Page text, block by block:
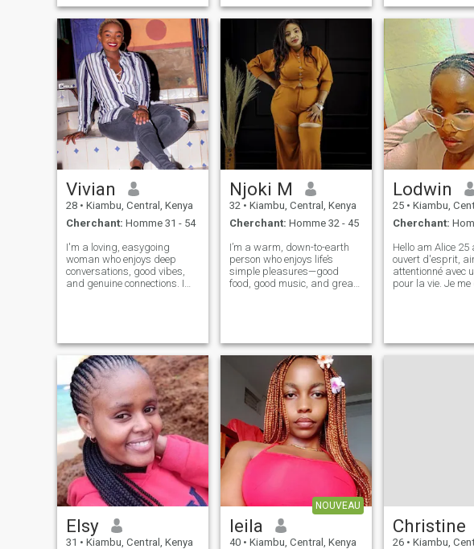
livre ou une conversation qui
colle avec vous. Je débattrai
de tout sous le soleil et je suis
plus qu’heureux de me
perdre dans une campagne
d&D.
hurt. I am looking for an
equally posi
best thing people
Vivian
28 • Kiambu, Central, Kenya
Cherchant: Homme 31 - 54
I'm a loving, easygoing
woman who enjoys deep
conversations, good vibes,
and genuine connections. I
enjoy trying new things,
laughing
Njoki M
32 • Kiambu, Central, Kenya
Cherchant: Homme 32 - 45
I’m a warm, down-to-earth
person who enjoys life’s
simple pleasures—good
food, good music, and great
wine. Family and meaningful
conne
Lodwin
25 • Kiambu,
Cherchant:
Hello am Alice 25
ouvert d'esprit,
attentionné avec
pour la vie. Je me
Optimiste de
cherche toujours
Elsy
31 • Kiambu, Central, Kenya
NOUVEAU
leila
40 • Kiambu, Central, Kenya
Christine
26 • Kiambu,